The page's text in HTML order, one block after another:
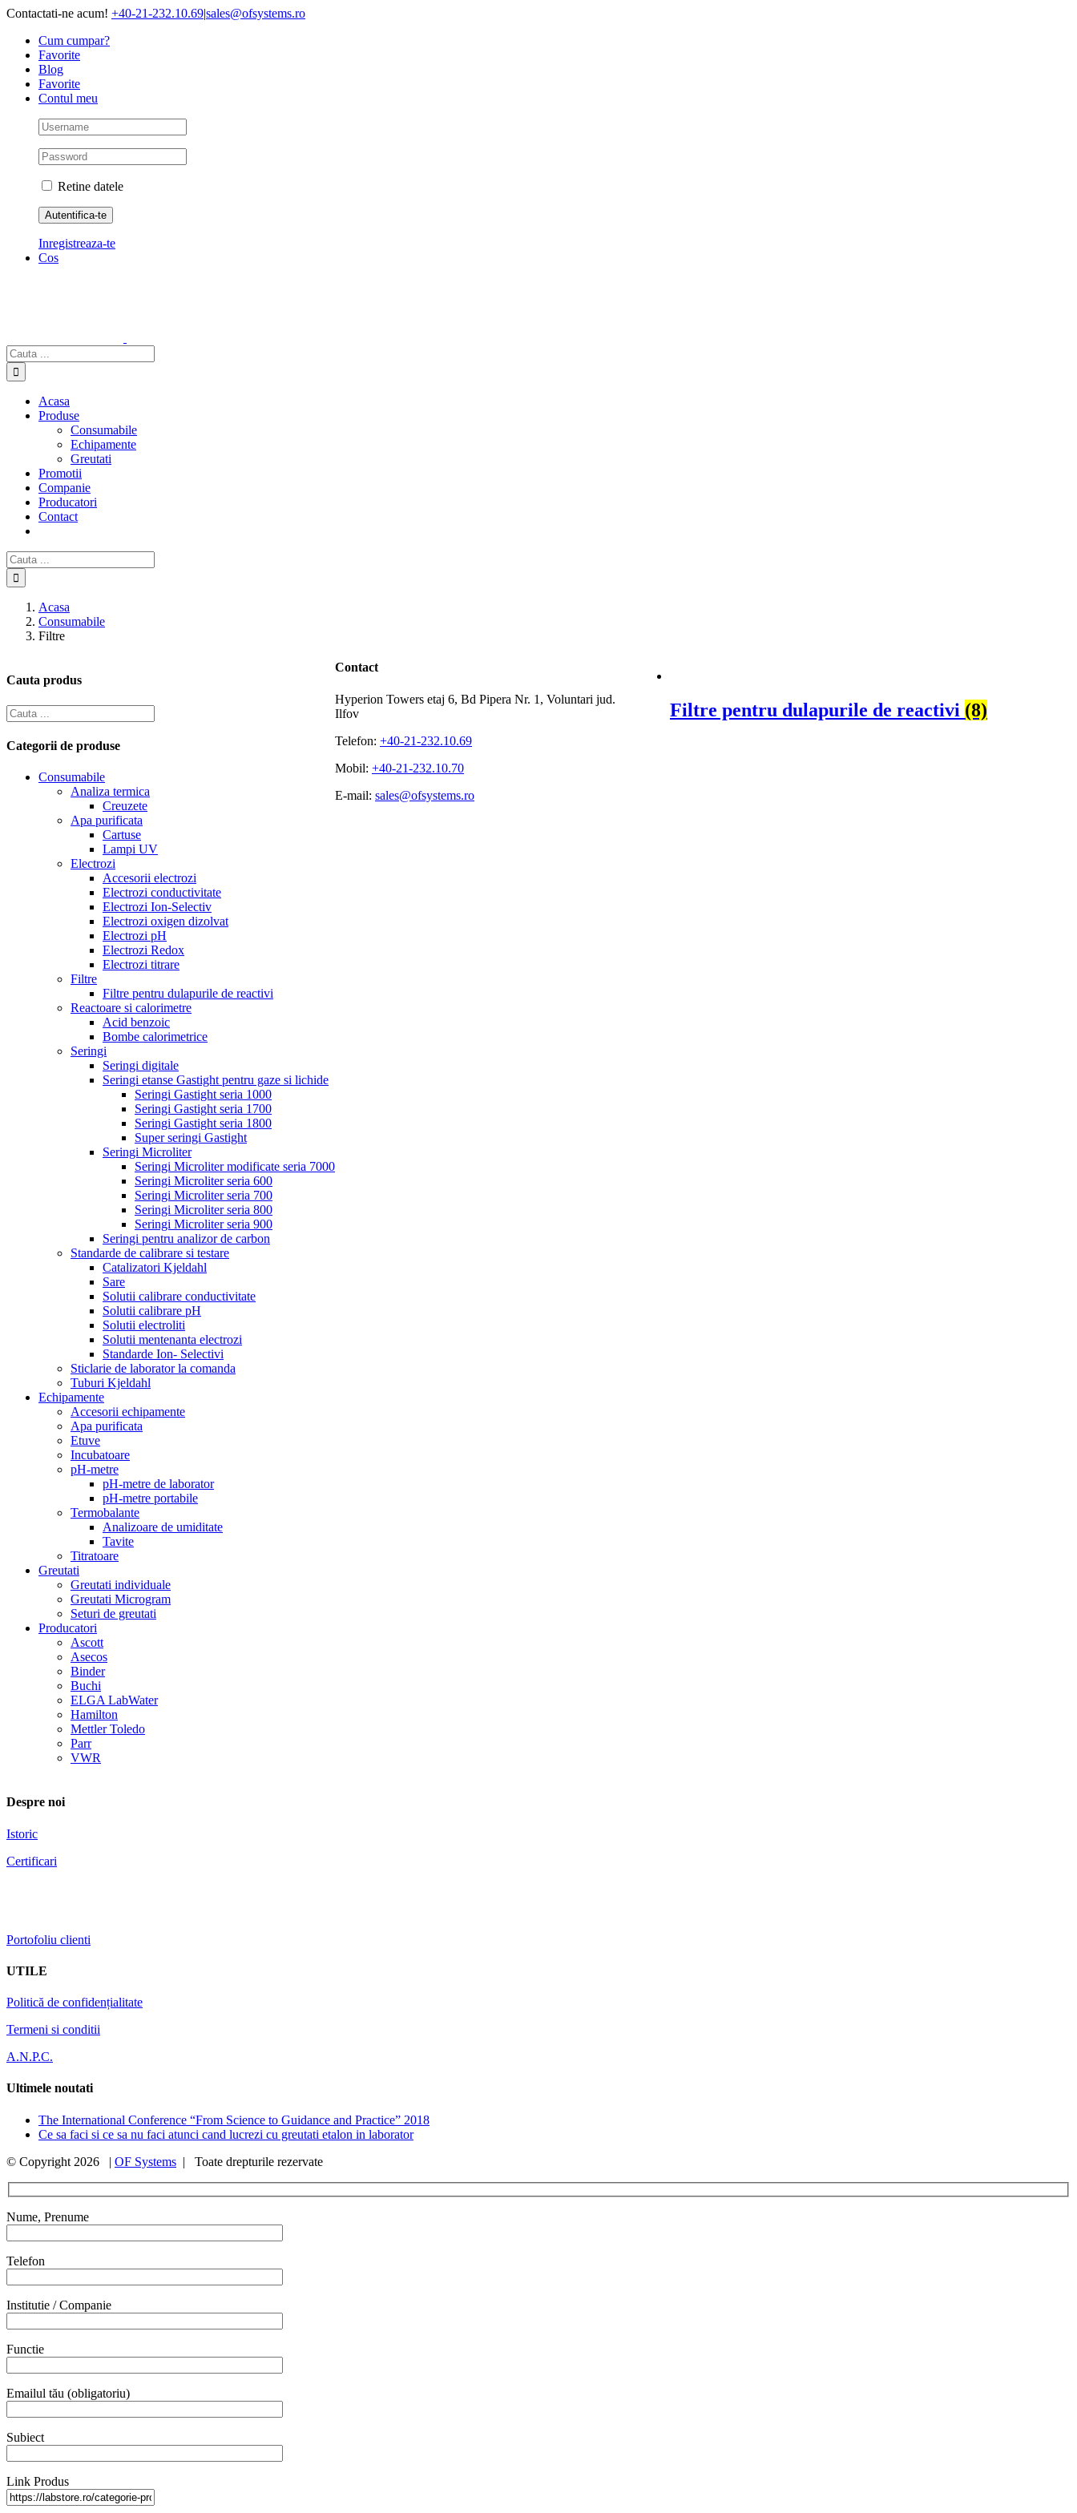
Skip
content
Contactati-ne acum! +40-21-232.10.69|sales@ofsystems.ro
Cum cumpar?
Favorite
Blog
Favorite
Contul meu
Retine datele
Inregistreaza-te
Cos
Cautare...
Acasa
Produse
Consumabile
Echipamente
Greutati
Promotii
Companie
Producatori
Contact
Cautare...
Acasa
Consumabile
Filtre
Filtre pentru dulapurile de reactivi (8)
Cauta produs
Categorii de produse
Consumabile
Analiza termica
Creuzete
Apa purificata
Cartuse
Lampi UV
Electrozi
Accesorii electrozi
Electrozi conductivitate
Electrozi Ion-Selectiv
Electrozi oxigen dizolvat
Electrozi pH
Electrozi Redox
Electrozi titrare
Filtre
Filtre pentru dulapurile de reactivi
Reactoare si calorimetre
Acid benzoic
Bombe calorimetrice
Seringi
Seringi digitale
Seringi etanse Gastight pentru gaze si lichide
Seringi Gastight seria 1000
Seringi Gastight seria 1700
Seringi Gastight seria 1800
Super seringi Gastight
Seringi Microliter
Seringi Microliter modificate seria 7000
Seringi Microliter seria 600
Seringi Microliter seria 700
Seringi Microliter seria 800
Seringi Microliter seria 900
Seringi pentru analizor de carbon
Standarde de calibrare si testare
Catalizatori Kjeldahl
Sare
Solutii calibrare conductivitate
Solutii calibrare pH
Solutii electroliti
Solutii mentenanta electrozi
Standarde Ion- Selectivi
Sticlarie de laborator la comanda
Tuburi Kjeldahl
Echipamente
Accesorii echipamente
Apa purificata
Etuve
Incubatoare
pH-metre
pH-metre de laborator
pH-metre portabile
Termobalante
Analizoare de umiditate
Tavite
Titratoare
Greutati
Greutati individuale
Greutati Microgram
Seturi de greutati
Producatori
Ascott
Asecos
Binder
Buchi
ELGA LabWater
Hamilton
Mettler Toledo
Parr
VWR
Contact
Hyperion Towers etaj 6, Bd Pipera Nr. 1, Voluntari jud.
Ilfov
Telefon: +40-21-232.10.69
Mobil: +40-21-232.10.70
E-mail: sales@ofsystems.ro
Despre noi
Istoric
Certificari
Portofoliu clienti
UTILE
Politică de confidențialitate
Termeni si conditii
A.N.P.C.
Ultimele noutati
The International Conference “From Science to Guidance and Practice” 2018
Ce sa faci si ce sa nu faci atunci cand lucrezi cu greutati etalon in laborator
© Copyright 2026 | OF Systems | Toate drepturile rezervate
Nume, Prenume
Telefon
Institutie / Companie
Functie
Emailul tău (obligatoriu)
Subiect
Link Produs